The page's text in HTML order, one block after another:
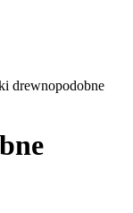
drewnopodobne